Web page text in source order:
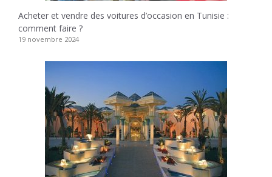
Acheter et vendre des voitures d’occasion en Tunisie :
comment faire ?
19 novembre 2024